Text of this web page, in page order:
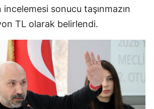
incelemesi sonucu taşınmazın
TL olarak belirlendi.